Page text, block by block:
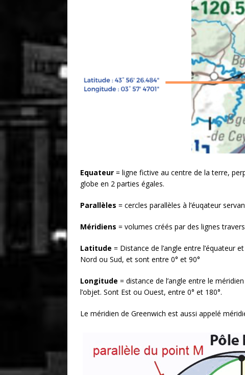
Equateur = ligne fictive au centre de la terre,
globe en 2 parties égales.
Parallèles = cercles parallèles à l’éuqateur
Méridiens = volumes créés par des lignes
Latitude = Distance de l’angle entre l’équateur
Nord ou Sud, et sont entre 0° et 90°
Longitude = distance de l’angle entre le
l’objet. Sont Est ou Ouest, entre 0° et 180°.
Le méridien de Greenwich est aussi appelé